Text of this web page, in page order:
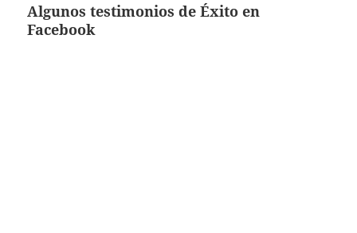
Algunos testimonios de Éxito en
Facebook